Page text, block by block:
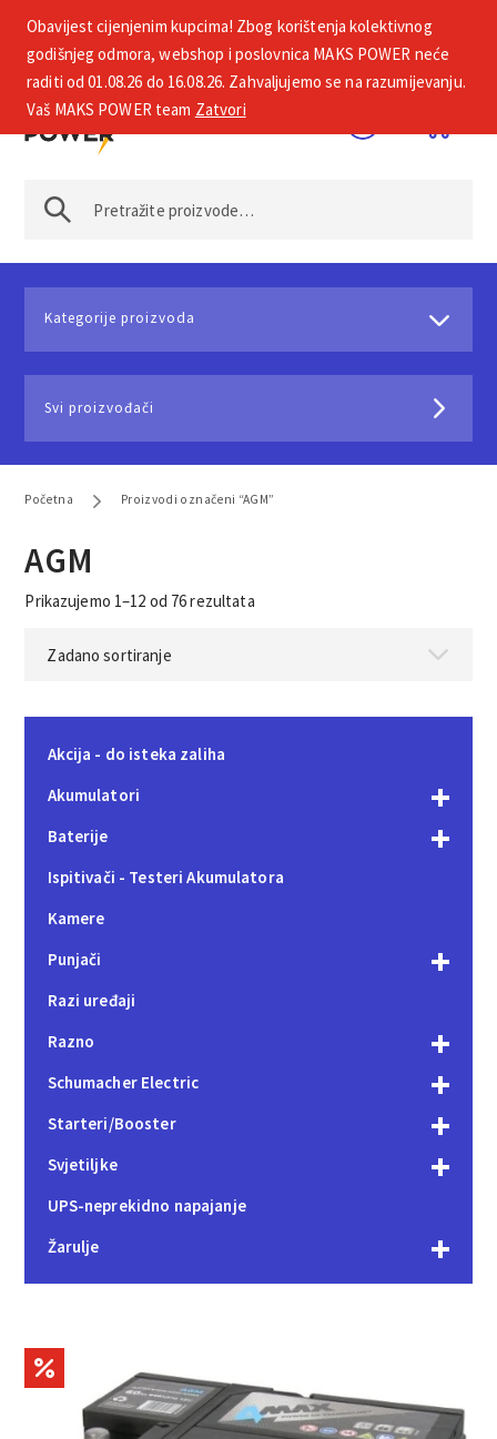
+385 1 2002 575
Kategorije proizvoda
Svi proizvođači
Početna Proizvodi označeni “AGM”
AGM
Prikazujemo 1–12 od 76 rezultata
Akcija - do isteka zaliha
Akumulatori
Baterije
Ispitivači - Testeri Akumulatora
Kamere
Punjači
Razi uređaji
Razno
Schumacher Electric
Starteri/Booster
Svjetiljke
UPS-neprekidno napajanje
Žarulje
Obavijest cijenjenim kupcima! Zbog korištenja kolektivnog
godišnjeg odmora, webshop i poslovnica MAKS POWER neće
raditi od 01.08.26 do 16.08.26. Zahvaljujemo se na razumijevanju.
Vaš MAKS POWER team Zatvori